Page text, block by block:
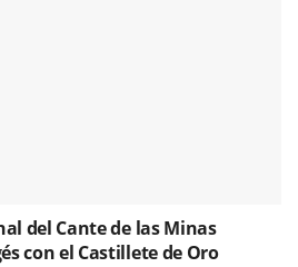
del Cante de las Minas
con el Castillete de Oro